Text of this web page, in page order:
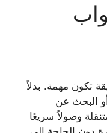
تكون مهمة. بدلاً
البحث عن
وصولاً سريعًا